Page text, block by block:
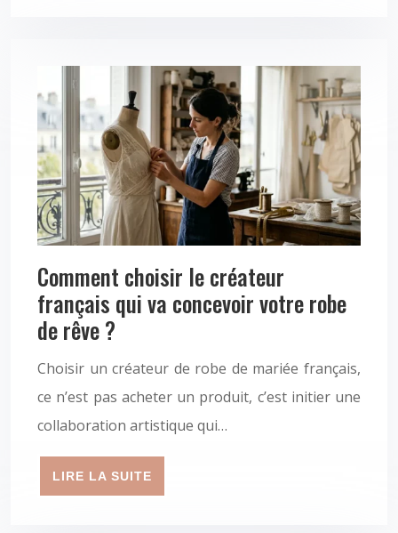
Comment choisir le créateur
français qui va concevoir votre robe
de rêve ?
Choisir un créateur de robe de mariée français,
ce n’est pas acheter un produit, c’est initier une
collaboration artistique qui…
LIRE LA SUITE